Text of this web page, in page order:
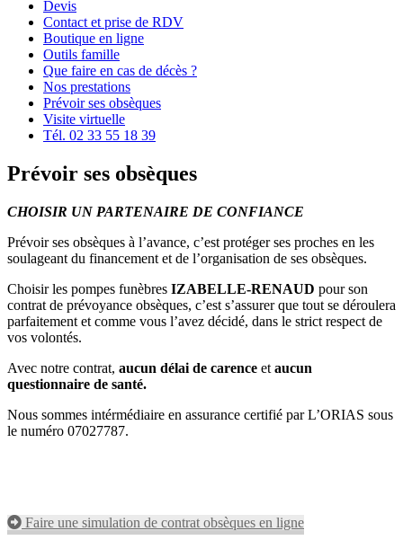
Devis
Contact et prise de RDV
Boutique en ligne
Outils famille
Que faire en cas de décès ?
Nos prestations
Prévoir ses obsèques
Visite virtuelle
Tél. 02 33 55 18 39
Prévoir ses obsèques
CHOISIR UN PARTENAIRE DE CONFIANCE
Prévoir ses obsèques à l’avance, c’est protéger ses proches en les
soulageant du financement et de l’organisation de ses obsèques.
Choisir les pompes funèbres IZABELLE-RENAUD pour son
contrat de prévoyance obsèques, c’est s’assurer que tout se déroulera
parfaitement et comme vous l’avez décidé, dans le strict respect de
vos volontés.
Avec notre contrat, aucun délai de carence et aucun
questionnaire de santé.
Nous sommes intérmédiaire en assurance certifié par L’ORIAS sous
le numéro 07027787.
Faire une simulation de contrat obsèques en ligne